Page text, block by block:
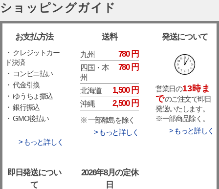
ショッピングガイド
お支払方法
・ クレジットカー
ド決済
・ コンビニ払い
・ 代金引換
・ ゆうちょ振込
・ 銀行振込
・ GMO後払い
> もっと詳しく
送料
九州 780 円
四国・本
州
780 円
北海道 1,500 円
沖縄 2,500 円
※ 一部離島を除く
> もっと詳しく
発送について
営業日の13時ま
でのご注文で即日
発送いたします。
※一部商品除く。
> もっと詳しく
即日発送につい
て
2026年8月の定休
日